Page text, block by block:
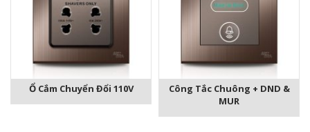
Ổ Cắm Chuyển Đổi 110V
Công Tắc Chuông + DND &
MUR